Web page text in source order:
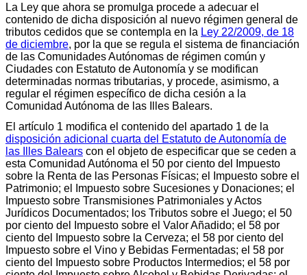
La Ley que ahora se promulga procede a adecuar el
contenido de dicha disposición al nuevo régimen general de
tributos cedidos que se contempla en la Ley 22/2009, de 18
de diciembre, por la que se regula el sistema de financiación
de las Comunidades Autónomas de régimen común y
Ciudades con Estatuto de Autonomía y se modifican
determinadas normas tributarias, y procede, asimismo, a
regular el régimen específico de dicha cesión a la
Comunidad Autónoma de las Illes Balears.
El artículo 1 modifica el contenido del apartado 1 de la
disposición adicional cuarta del Estatuto de Autonomía de
las Illes Balears con el objeto de especificar que se ceden a
esta Comunidad Autónoma el 50 por ciento del Impuesto
sobre la Renta de las Personas Físicas; el Impuesto sobre el
Patrimonio; el Impuesto sobre Sucesiones y Donaciones; el
Impuesto sobre Transmisiones Patrimoniales y Actos
Jurídicos Documentados; los Tributos sobre el Juego; el 50
por ciento del Impuesto sobre el Valor Añadido; el 58 por
ciento del Impuesto sobre la Cerveza; el 58 por ciento del
Impuesto sobre el Vino y Bebidas Fermentadas; el 58 por
ciento del Impuesto sobre Productos Intermedios; el 58 por